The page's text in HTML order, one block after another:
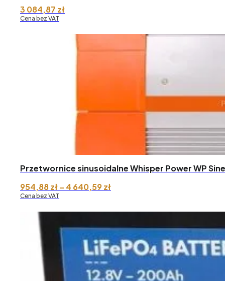
3 084,87 zł
Cena bez VAT
Przetwornice sinusoidalne Whisper Power WP Sine
954,88zł– 4 640,59złZakres
640,59 zł
Cena bez VAT